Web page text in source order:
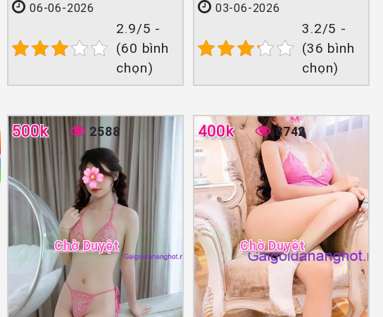
06-06-2026
2.9/5 -
(60 bình
chọn)
03-06-2026
3.2/5 -
(36 bình
chọn)
500k 2588
Chờ Duyệt
400k 8742
Chờ Duyệt